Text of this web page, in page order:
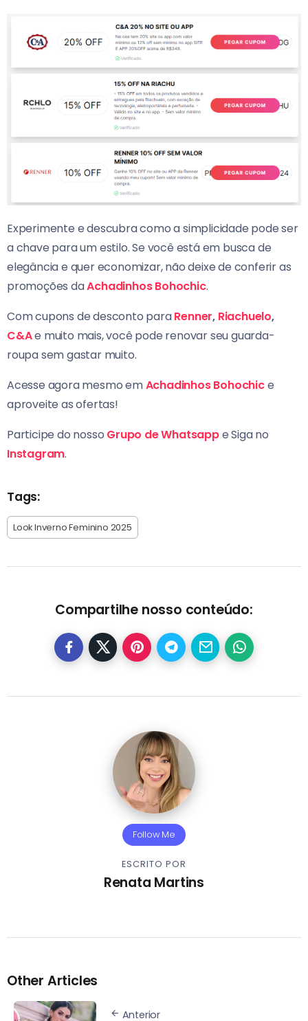
Experimente e descubra como a simplicidade pode ser
a chave para um estilo. Se você está em busca de
elegância e quer economizar, não deixe de conferir as
promoções daAchadinhos Bohochic.
Com cupons de desconto paraRenner, Riachuelo,
C&Ae muito mais, você pode renovar seu guarda-
roupa sem gastar muito.
Acesse agora mesmo emAchadinhos Bohochice
aproveite as ofertas!
Participe do nosso Grupo de Whatsappe Siga no
Instagram.
Tags:
Look Inverno Feminino 2025
Compartilhe nosso conteúdo:
Follow Me
ESCRITO POR
Renata Martins
Other Articles
Anterior